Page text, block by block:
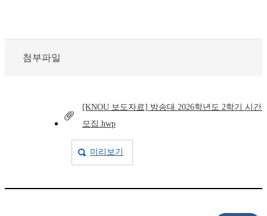
첨부파일
[KNOU 보도자료] 방송대 2026학년도 2학기 시간
모집.hwp
미리보기